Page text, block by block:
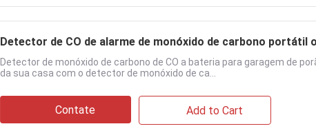
Detector de CO de alarme de monóxido de carbono portátil
Detector de monóxido de carbono de CO a bateria para garagem de
da sua casa com o detector de monóxido de ca...
Contate Add to Cart